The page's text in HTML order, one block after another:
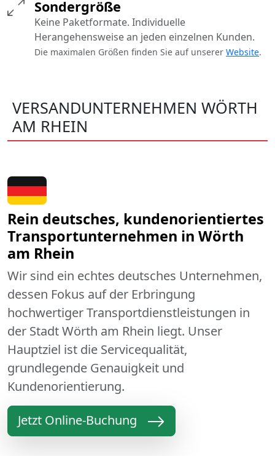
Sondergröße
Keine Paketformate. Individuelle
Herangehensweise an jeden einzelnen Kunden.
Die maximalen Größen finden Sie auf unserer Website.
VERSANDUNTERNEHMEN WÖRTH
AM RHEIN
Rein deutsches, kundenorientiertes
Transportunternehmen in Wörth
am Rhein
Wir sind ein echtes deutsches Unternehmen,
dessen Fokus auf der Erbringung
hochwertiger Transportdienstleistungen in
der Stadt Wörth am Rhein liegt. Unser
Hauptziel ist die Servicequalität,
grundlegende Genauigkeit und
Kundenorientierung.
Jetzt Online-Buchung